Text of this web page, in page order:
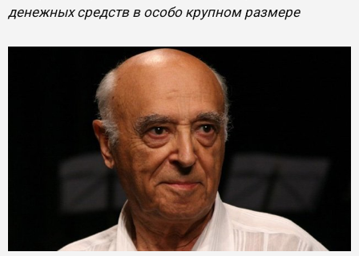
денежных средств в особо крупном размере